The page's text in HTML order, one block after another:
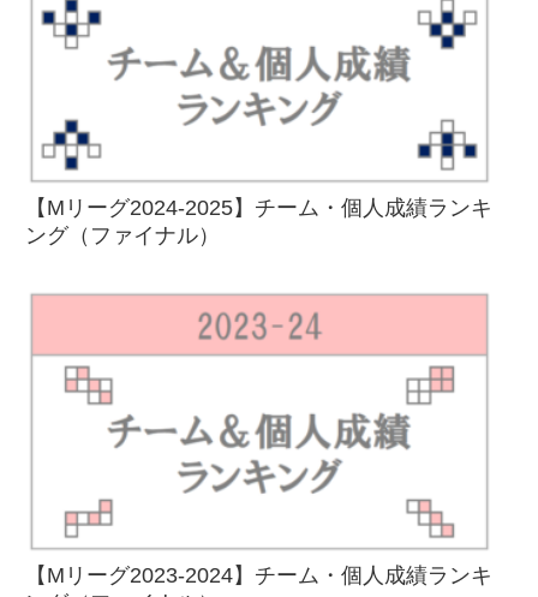
【Mリーグ2024-2025】チーム・個人成績ランキ
ング（ファイナル）
【Mリーグ2023-2024】チーム・個人成績ランキ